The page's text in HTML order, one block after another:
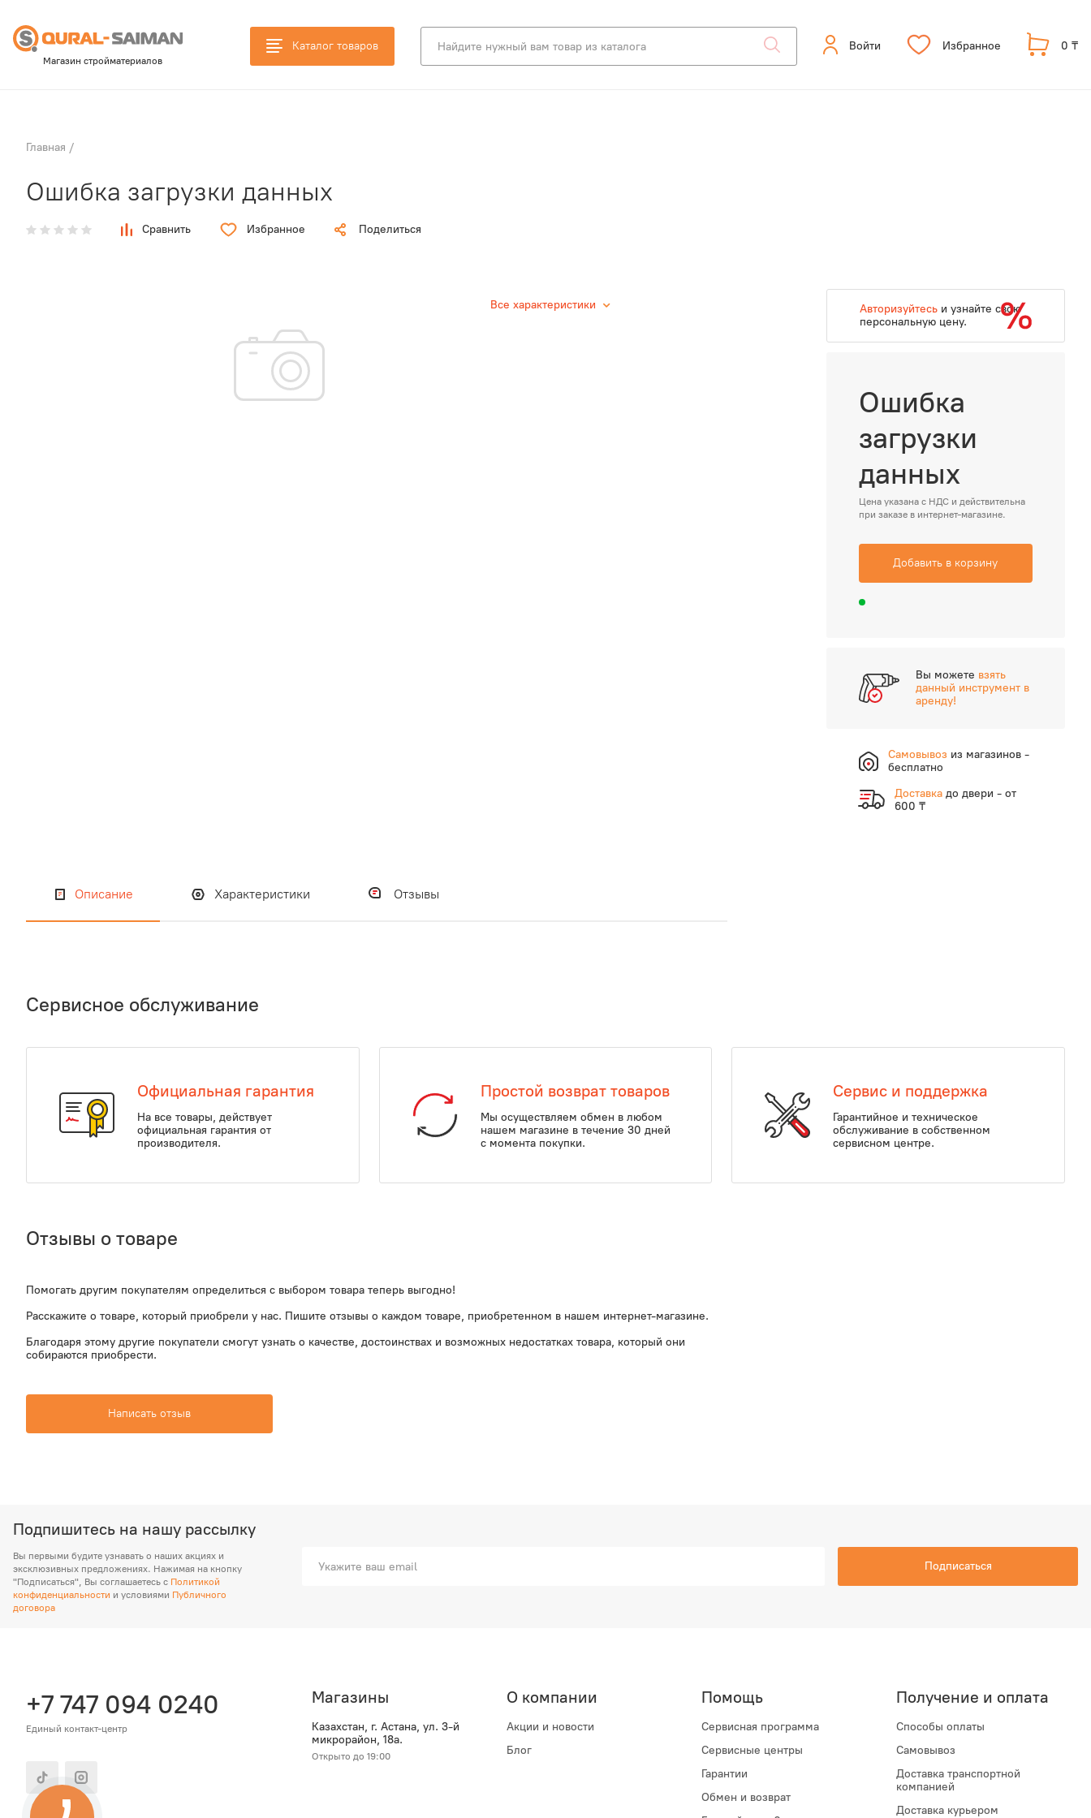
Магазин стройматериалов
Каталог товаров Войти Избранное 0 ₸
Главная /
Ошибка загрузки данных
Сравнить Избранное Поделиться
Все характеристики Авторизуйтесьи узнайте свою
персональную цену.
Ошибка
загрузки
данных
Цена указана с НДС и действительна
при заказе в интернет-магазине.
Добавить в корзину
Вы можете взять
данный инструмент в
аренду!
Самовывоз из магазинов -
бесплатно
Доставкадо двери - от
600 ₸
Описание Характеристики Отзывы
Сервисное обслуживание
Официальная гарантия
На все товары, действует
официальная гарантия от
производителя.
Простой возврат товаров
Мы осуществляем обмен в любом
нашем магазине в течение 30 дней
с момента покупки.
Сервис и поддержка
Гарантийное и техническое
обслуживание в собственном
сервисном центре.
Отзывы о товаре
Помогать другим покупателям определиться с выбором товара теперь выгодно!
Расскажите о товаре, который приобрели у нас. Пишите отзывы о каждом товаре, приобретенном в нашем интернет-магазине.
Благодаря этому другие покупатели смогут узнать о качестве, достоинствах и возможных недостатках товара, который они
собираются приобрести.
Написать отзыв
Подпишитесь на нашу рассылку
Вы первыми будите узнавать о наших акциях и
эксклюзивных предложениях. Нажимая на кнопку
"Подписаться", Вы соглашаетесь с Политикой
конфиденциальности и условиями Публичного
договора
Подписаться
+7 747 094 0240
Единый контакт-центр
Магазины
Казахстан, г. Астана, ул. 3-й
микрорайон, 18а.
Открыто до 19:00
О компании
Акции и новости
Блог
Помощь
Сервисная программа
Сервисные центры
Гарантии
Обмен и возврат
Получение и оплата
Способы оплаты
Самовывоз
Доставка транспортной
компанией
Доставка курьером